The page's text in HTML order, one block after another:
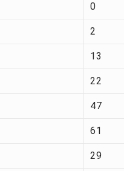
0
2
13
22
47
61
29